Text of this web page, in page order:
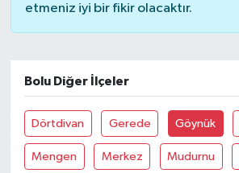
etmeniz iyi bir fikir olacaktır.
Bolu Diğer İlçeler
Dörtdivan Gerede Göynük
Mengen Merkez Mudurnu
Resmî ilanlar
Siyaset
Spor